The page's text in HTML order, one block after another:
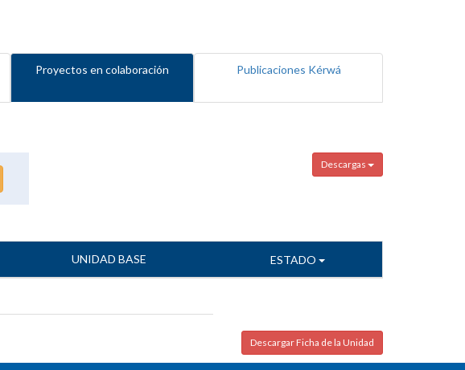
Proyectos en colaboración Publicaciones Kérwá
Descargas
UNIDAD BASE ESTADO
Descargar Ficha de la Unidad